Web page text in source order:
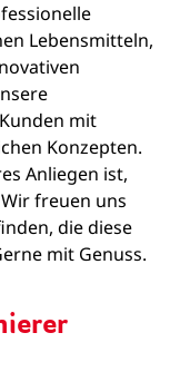
Lebensmitteln,
mit
Konzepten.
Anliegen ist,
freuen uns
die diese
mit Genuss.